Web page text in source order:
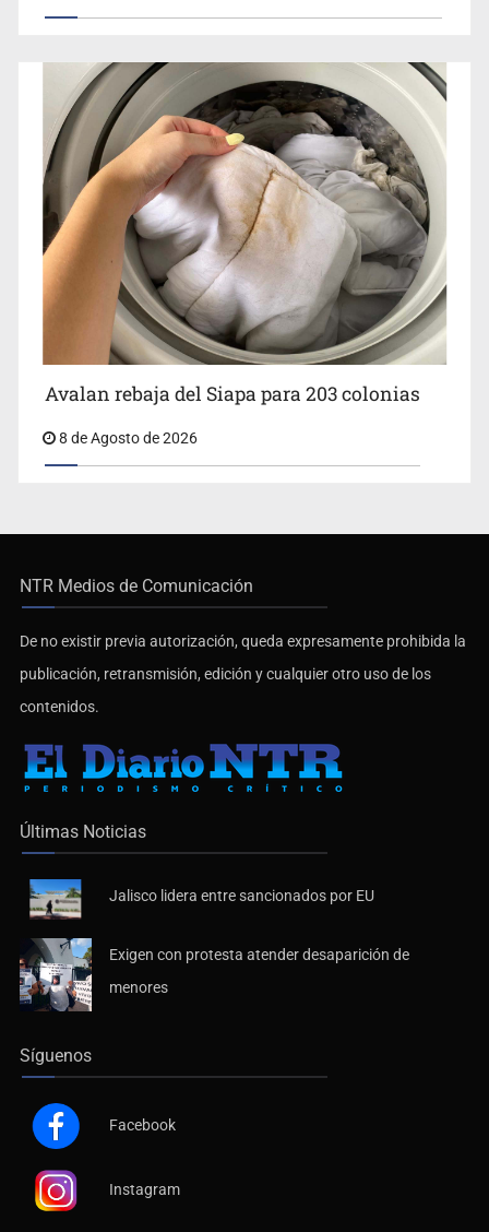
Avalan rebaja del Siapa para 203 colonias
8 de Agosto de 2026
NTR Medios de Comunicación
De no existir previa autorización, queda expresamente prohibida la
publicación, retransmisión, edición y cualquier otro uso de los
contenidos.
Últimas Noticias
Jalisco lidera entre sancionados por EU
Exigen con protesta atender desaparición de
menores
Síguenos
Facebook
Instagram